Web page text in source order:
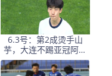
6.3号：第2成烫手山
芋，大连不踢亚冠阿奇
+马莱莱没必要换练好新
星更重要